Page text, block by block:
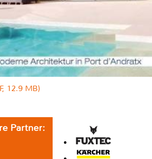
12.9 MB)
Partner: